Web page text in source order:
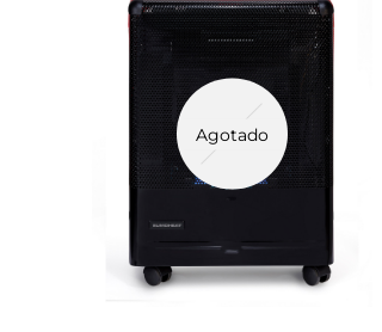
Agotado